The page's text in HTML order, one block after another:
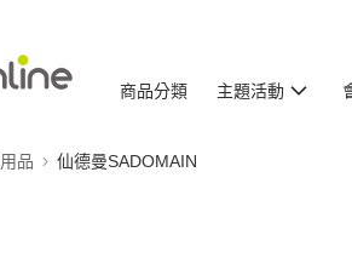
商品分類 主題活動
品 仙德曼SADOMAIN